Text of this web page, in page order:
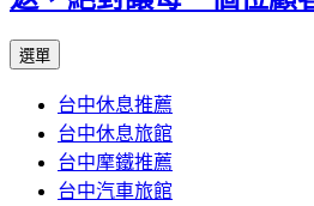
選單
內
容
台中休息推薦
台中休息旅館
台中摩鐵推薦
台中汽車旅館